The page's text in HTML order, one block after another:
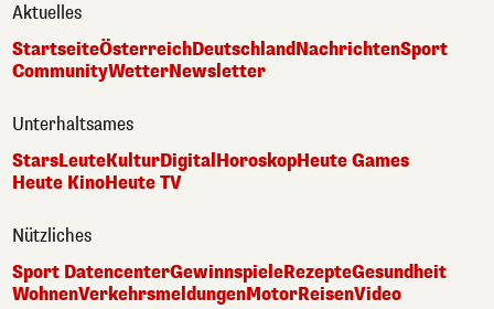
Aktuelles
StartseiteÖsterreichDeutschlandNachrichtenSport
CommunityWetterNewsletter
Unterhaltsames
StarsLeuteKulturDigital HoroskopHeute Games
Heute KinoHeute TV
Nützliches
Sport DatencenterGewinnspieleRezepteGesundheit
WohnenVerkehrsmeldungenMotorReisenVideo